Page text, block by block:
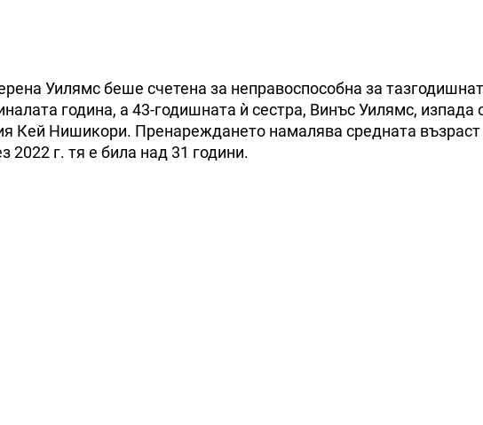
Уилямс беше счетена за неправоспособна за
година, а 43-годишната ѝ сестра, Винъс Уилямс, изпада
Кей Нишикори. Пренареждането намалява средната възраст
2022 г. тя е била над 31 години.